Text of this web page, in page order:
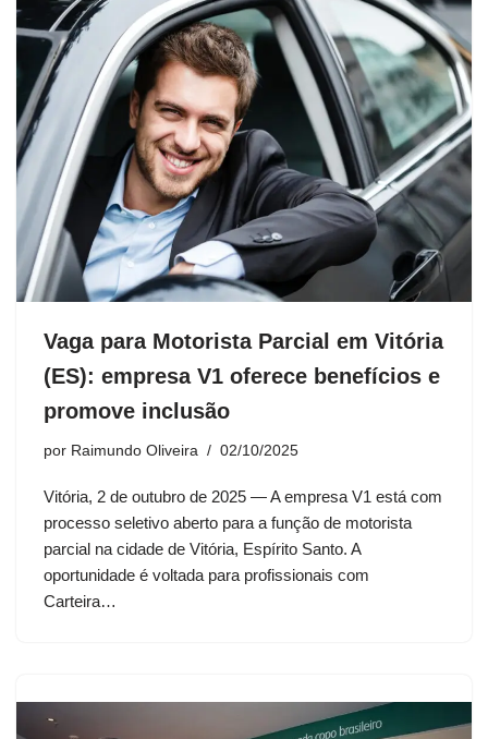
Vaga para Motorista Parcial em Vitória
(ES): empresa V1 oferece benefícios e
promove inclusão
por Raimundo Oliveira 02/10/2025
Vitória, 2 de outubro de 2025 — A empresa V1 está com
processo seletivo aberto para a função de motorista
parcial na cidade de Vitória, Espírito Santo. A
oportunidade é voltada para profissionais com
Carteira…